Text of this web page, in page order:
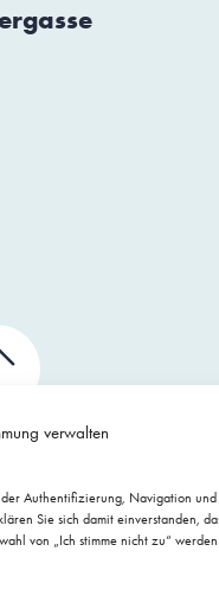
verwalten
Authentifizierung, Navigation
Sie sich damit einverstanden,
von „Ich stimme nicht zu“